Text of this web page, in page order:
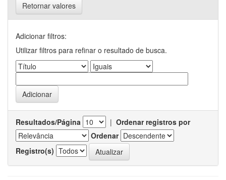
Retornar valores
Adicionar filtros:
Utilizar filtros para refinar o resultado de busca.
Resultados/Página | Ordenar registros por
Ordenar
Registro(s)